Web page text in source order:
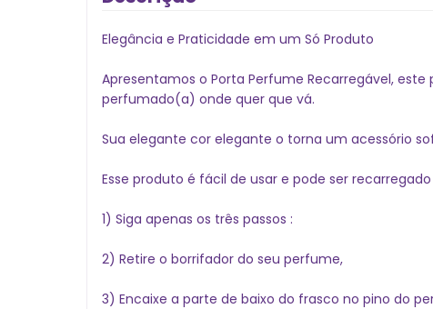
Elegância e Praticidade em um Só Produto
Apresentamos o Porta Perfume Recarregável,
perfumado(a) onde quer que vá.
Sua elegante cor elegante o torna um acessório
Esse produto é fácil de usar e pode ser
1) Siga apenas os três passos :
2) Retire o borrifador do seu perfume,
3) Encaixe a parte de baixo do frasco no pino do